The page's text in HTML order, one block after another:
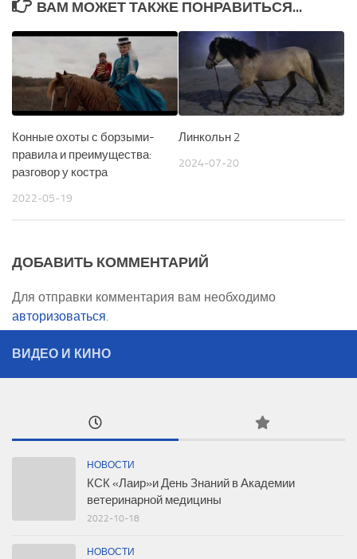
ВАМ МОЖЕТ ТАКЖЕ ПОНРАВИТЬСЯ...
Конные охоты с борзыми-
правила и преимущества:
разговор у костра
2022-05-19
Линкольн 2
2024-07-20
ДОБАВИТЬ КОММЕНТАРИЙ
Для отправки комментария вам необходимо
авторизоваться.
ВИДЕО И КИНО
НОВОСТИ
КСК «Лаир»и День Знаний в Академии
ветеринарной медицины
2022-10-18
НОВОСТИ